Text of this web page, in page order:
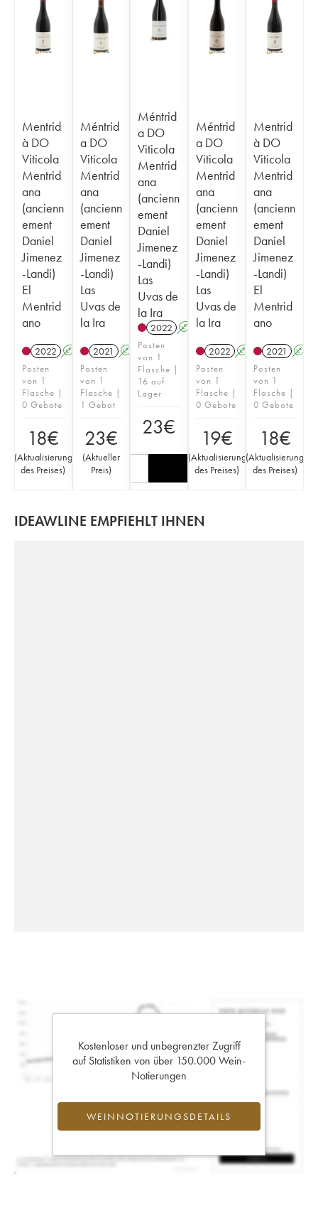
Mentrid
à DO
Viticola
Mentrid
ana
(ancienn
ement
Daniel
Jimenez
-Landi)
El
Mentrid
ano
2022 A
Posten
von 1
Flasche |
0 Gebote
18€
(Aktualisierung
des Preises)
Méntrid
a DO
Viticola
Mentrid
ana
(ancienn
ement
Daniel
Jimenez
-Landi)
Las
Uvas de
la Ira
2021 A
Posten
von 1
Flasche |
1 Gebot
23€
(Aktueller
Preis)
Méntrid
a DO
Viticola
Mentrid
ana
(ancienn
ement
Daniel
Jimenez
-Landi)
Las
Uvas de
la Ira
2022 A
Posten
von 1
Flasche |
16 auf
Lager
23€
Méntrid
a DO
Viticola
Mentrid
ana
(ancienn
ement
Daniel
Jimenez
-Landi)
Las
Uvas de
la Ira
2022 A
Posten
von 1
Flasche |
0 Gebote
19€
(Aktualisierung
des Preises)
Mentrid
à DO
Viticola
Mentrid
ana
(ancienn
ement
Daniel
Jimenez
-Landi)
El
Mentrid
ano
2021 A
Posten
von 1
Flasche |
0 Gebote
18€
(Aktualisierung
des Preises)
IDEAWLINE EMPFIEHLT IHNEN
Kostenloser und unbegrenzter Zugriff
auf Statistiken von über 150.000 Wein-
Notierungen
WEINNOTIERUNGSDETAILS